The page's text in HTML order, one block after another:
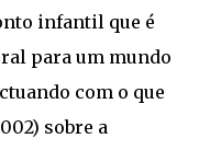
infantil que é
para um mundo
com o que
sobre a